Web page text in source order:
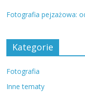
Fotografia pejzażowa:
Kategorie
Fotografia
Inne tematy